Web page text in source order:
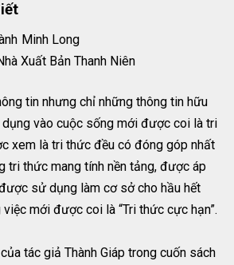
Minh Long
Xuất Bản Thanh Niên
tin nhưng chỉ những thông tin hữu
dụng vào cuộc sống mới được coi là tri
xem là tri thức đều có đóng góp nhất
tri thức mang tính nền tảng, được áp
sử dụng làm cơ sở cho hầu hết
mới được coi là “Tri thức cực hạn”.
tác giả Thành Giáp trong cuốn sách